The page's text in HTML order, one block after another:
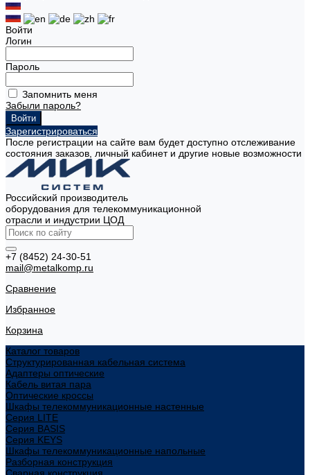
Войти
Логин
Пароль
Запомнить меня
Забыли пароль?
Зарегистрироваться
После регистрации на сайте вам будет доступно отслеживание
состояния заказов, личный кабинет и другие новые возможности
Российский производитель
оборудования для телекоммуникационной
отрасли и индустрии ЦОД
+7 (8452) 24-30-51
mail@metalkomp.ru
Сравнение
Избранное
Корзина
Каталог товаров
Структурированная кабельная система
Адаптеры оптические
Кабель витая пара
Оптические кроссы
Шкафы телекоммуникационные настенные
Cерия LITE
Cерия BASIS
Cерия KEYS
Шкафы телекоммуникационные напольные
Разборная конструкция